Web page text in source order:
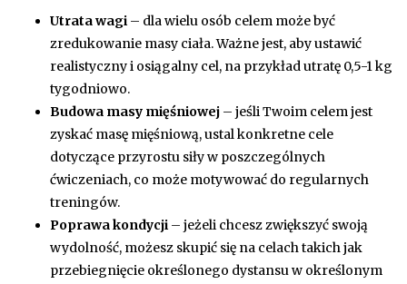
Utrata wagi – dla wielu osób celem może być
zredukowanie masy ciała. Ważne jest, aby ustawić
realistyczny i osiągalny cel, na przykład utratę 0,5-1 kg
tygodniowo.
Budowa masy mięśniowej – jeśli Twoim celem jest
zyskać masę mięśniową, ustal konkretne cele
dotyczące przyrostu siły w poszczególnych
ćwiczeniach, co może motywować do regularnych
treningów.
Poprawa kondycji – jeżeli chcesz zwiększyć swoją
wydolność, możesz skupić się na celach takich jak
przebiegnięcie określonego dystansu w określonym